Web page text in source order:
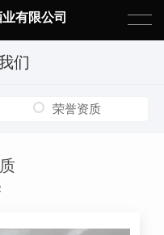
有限公司
们
荣誉资质